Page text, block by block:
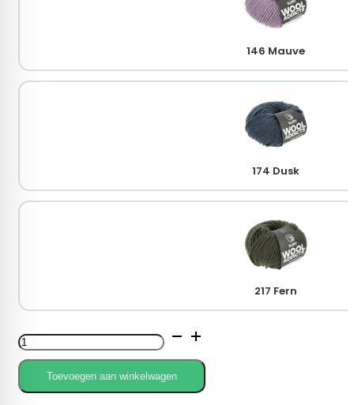
146 Mauve
174 Dusk
217 Fern
Wooladdicts
Glory
Lang
Toevoegen aan winkelwagen